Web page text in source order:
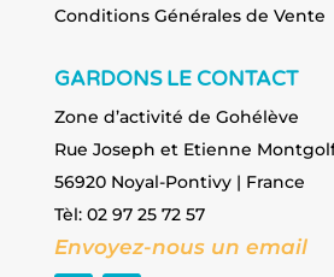
Conditions Générales de Vente
GARDONS LE CONTACT
Zone d’activité de Gohélève
Rue Joseph et Etienne
56920 Noyal-Pontivy | France
Tèl: 02 97 25 72 57
Envoyez-nous un email